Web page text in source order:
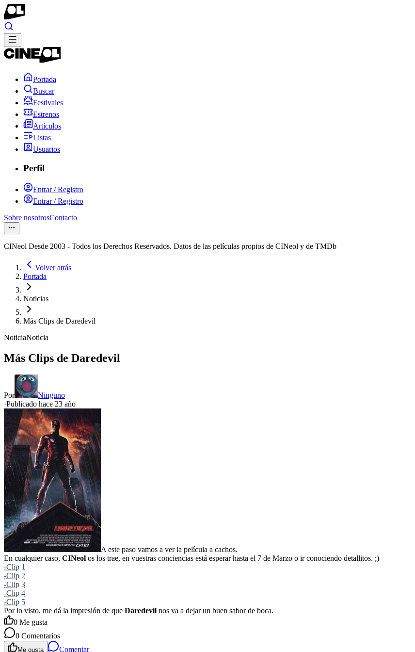
Portada
Buscar
Festivales
Estrenos
Artículos
Listas
Usuarios
Perfil
Entrar / Registro
Entrar / Registro
Sobre nosotrosContacto
CINeol Desde 2003 - Todos los Derechos Reservados. Datos de las películas propios de CINeol y de TMDb
Volver atrás
Portada
Noticias
Más Clips de Daredevil
NoticiaNoticia
Más Clips de Daredevil
Por
Ninguno
·Publicado hace 23 año
A este paso vamos a ver la película a cachos.
En cualquier caso, CINeol os los trae, en vuestras conciencias está esperar hasta el 7 de Marzo o ir conociendo detallitos. ;)
-Clip 1
-Clip 2
-Clip 3
-Clip 4
-Clip 5
Por lo visto, me dá la impresión de que Daredevil nos va a dejar un buen sabor de boca.
0 Me gusta
0 Comentarios
Me gusta Comentar